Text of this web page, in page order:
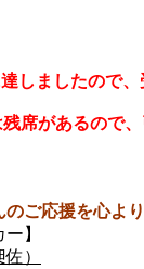
しましたので
席があるので、
のご応援を心よ
】
佐）